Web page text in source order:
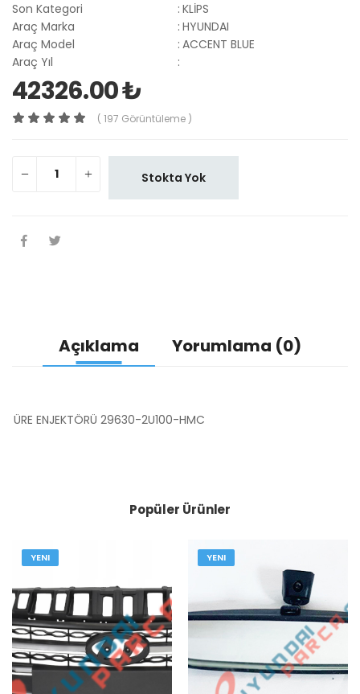
Son Kategori
: KLİPS
Araç Marka
: HYUNDAI
Araç Model
: ACCENT BLUE
Araç Yıl
:
42326.00 ₺
( 197 Görüntüleme )
Stokta Yok
Açıklama Yorumlama (0)
ÜRE ENJEKTÖRÜ 29630-2U100-HMC
Popüler Ürünler
YENI YENI